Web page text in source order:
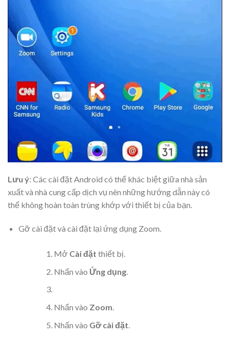
Lưu ý: Các cài đặt Android có thể khác biệt giữa nhà sản
xuất và nhà cung cấp dịch vụ nên những hướng dẫn này có
thể không hoàn toàn trùng khớp với thiết bị của bạn.
Gỡ cài đặt và cài đặt lại ứng dụng Zoom.
Mở Cài đặt thiết bị.
Nhấn vào Ứng dụng.
Nhấn vào Zoom.
Nhấn vào Gỡ cài đặt